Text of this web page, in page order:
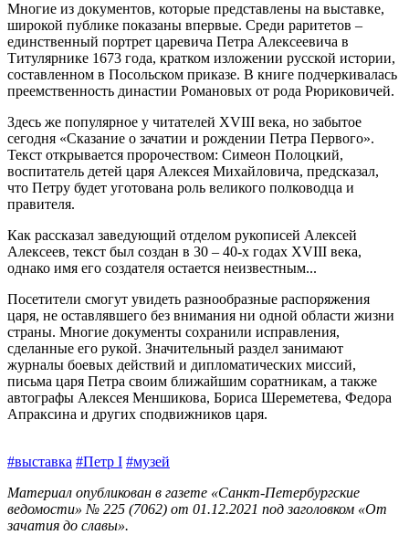
Многие из документов, которые представлены на выставке,
широкой публике показаны впервые. Среди раритетов –
единственный портрет царевича Петра Алексеевича в
Титулярнике 1673 года, кратком изложении русской истории,
составленном в Посольском приказе. В книге подчеркивалась
преемственность династии Романовых от рода Рюриковичей.
Здесь же популярное у читателей XVIII века, но забытое
сегодня «Сказание о зачатии и рождении Петра Первого».
Текст открывается пророчеством: Симеон Полоцкий,
воспитатель детей царя Алексея Михайловича, предсказал,
что Петру будет уготована роль великого полководца и
правителя.
Как рассказал заведующий отделом рукописей Алексей
Алексеев, текст был создан в 30 – 40-х годах XVIII века,
однако имя его создателя остается неизвестным...
Посетители смогут увидеть разнообразные распоряжения
царя, не оставлявшего без внимания ни одной области жизни
страны. Многие документы сохранили исправления,
сделанные его рукой. Значительный раздел занимают
журналы боевых действий и дипломатических миссий,
письма царя Петра своим ближайшим соратникам, а также
автографы Алексея Меншикова, Бориса Шереметева, Федора
Апраксина и других сподвижников царя.
#выставка #Петр I #музей
Материал опубликован в газете «Санкт-Петербургские
ведомости» № 225 (7062) от 01.12.2021 под заголовком «От
зачатия до славы».